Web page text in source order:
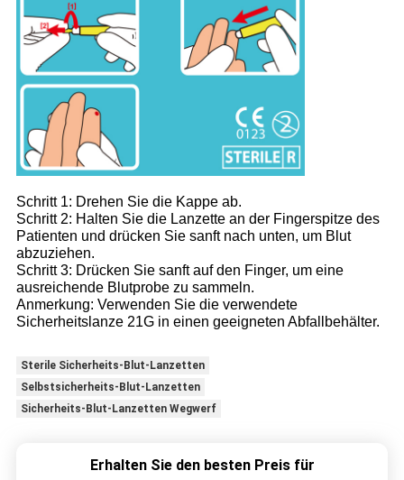
Schritt 1: Drehen Sie die Kappe ab.
Schritt 2: Halten Sie die Lanzette an der Fingerspitze des
Patienten und drücken Sie sanft nach unten, um Blut
abzuziehen.
Schritt 3: Drücken Sie sanft auf den Finger, um eine
ausreichende Blutprobe zu sammeln.
Anmerkung: Verwenden Sie die verwendete
Sicherheitslanze 21G in einen geeigneten Abfallbehälter.
Sterile Sicherheits-Blut-Lanzetten
Selbstsicherheits-Blut-Lanzetten
Sicherheits-Blut-Lanzetten Wegwerf
Erhalten Sie den besten Preis für